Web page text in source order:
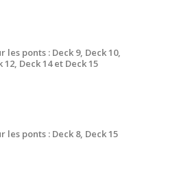
les ponts : Deck 9, Deck 10,
12, Deck 14 et Deck 15
les ponts : Deck 8, Deck 15